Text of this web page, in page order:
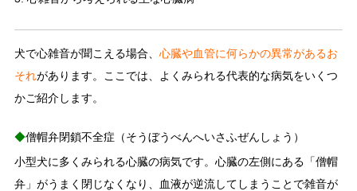
犬で心雑音が聞こえる場合、 心臓や血管に何らかの異常があるお
それがあります。ここでは、よくみられる代表的な病気をいくつ
かご紹介します。
◆僧帽弁閉鎖不全症（そうぼうべんへいさふぜんしょう）
小型犬に多くみられる心臓の病気です。心臓の左側にある「僧帽
弁」がうまく閉じなくなり、血液が逆流してしまうことで雑音が